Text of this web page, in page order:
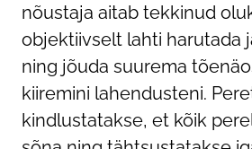
nõustaja aitab tekkinud
objektiivselt lahti harutada
ning jõuda suurema
kiiremini lahendusteni.
kindlustatakse, et kõik